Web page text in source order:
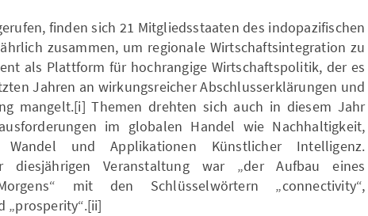
finden sich 21 Mitgliedsstaaten des indopazifischen
zusammen, um regionale Wirtschaftsintegration zu
als Plattform für hochrangige Wirtschaftspolitik, der es
Jahren an wirkungsreicher Abschlusserklärungen und
mangelt.[i] Themen drehten sich auch in diesem Jahr
im globalen Handel wie Nachhaltigkeit,
Wandel und Applikationen Künstlicher Intelligenz.
diesjährigen Veranstaltung war „der Aufbau eines
mit den Schlüsselwörtern „connectivity“,
„prosperity“.[ii]